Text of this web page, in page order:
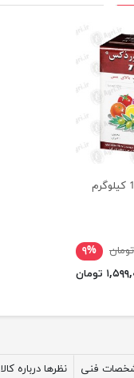
۹%
تومان
فنی نظرها درباره کالا